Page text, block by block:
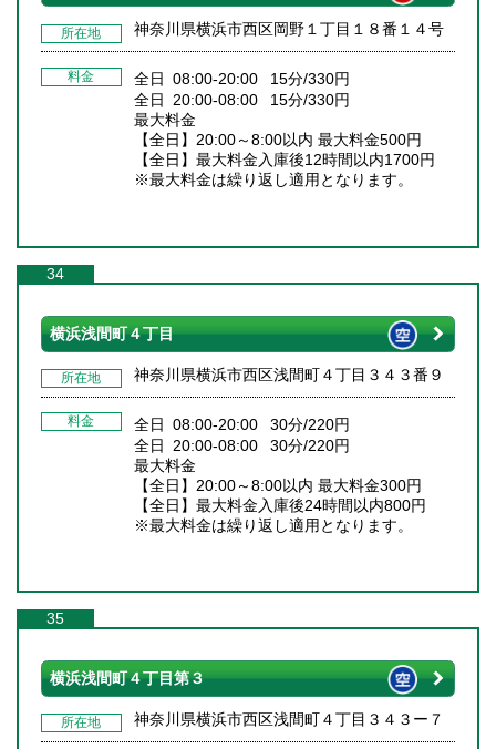
所在地 神奈川県横浜市西区岡野１丁目１８番１４号
料金
全日 08:00-20:00 15分/330円
全日 20:00-08:00 15分/330円
最大料金
【全日】20:00～8:00以内 最大料金500円
【全日】最大料金入庫後12時間以内1700円
※最大料金は繰り返し適用となります。
34
横浜浅間町４丁目
所在地 神奈川県横浜市西区浅間町４丁目３４３番９
料金
全日 08:00-20:00 30分/220円
全日 20:00-08:00 30分/220円
最大料金
【全日】20:00～8:00以内 最大料金300円
【全日】最大料金入庫後24時間以内800円
※最大料金は繰り返し適用となります。
35
横浜浅間町４丁目第３
所在地 神奈川県横浜市西区浅間町４丁目３４３ー７